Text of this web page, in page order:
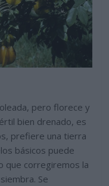
pero florece y
bien drenado, es
prefiere una tierra
básicos puede
que corregiremos la
Se